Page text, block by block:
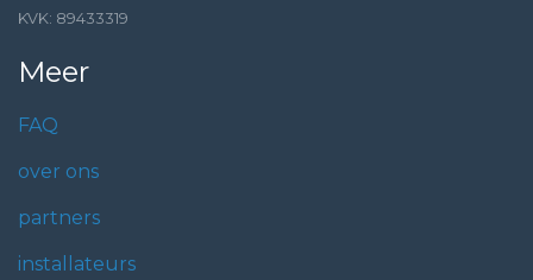
KVK: 89433319
Meer
FAQ
over ons
partners
installateurs